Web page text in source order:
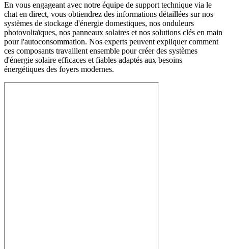
En vous engageant avec notre équipe de support technique via le
chat en direct, vous obtiendrez des informations détaillées sur nos
systèmes de stockage d'énergie domestiques, nos onduleurs
photovoltaïques, nos panneaux solaires et nos solutions clés en main
pour l'autoconsommation. Nos experts peuvent expliquer comment
ces composants travaillent ensemble pour créer des systèmes
d'énergie solaire efficaces et fiables adaptés aux besoins
énergétiques des foyers modernes.